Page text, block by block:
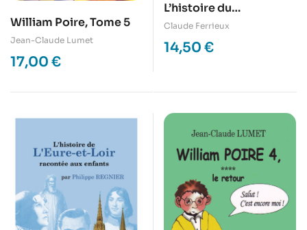
William Poire, Tome 5
Jean-Claude Lumet
17,00 €
L’histoire du
Bourbonnais racontée
aux enfants… et aux
grands
Claude Ferrieux
14,50 €